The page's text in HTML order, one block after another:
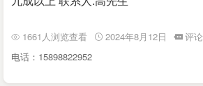
1661人浏览查看 2024年8月12日
评
电话：15898822952